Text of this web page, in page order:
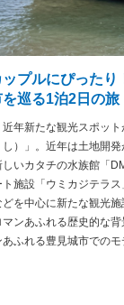
プルにぴったり
巡る1泊2日の旅
年新たな観光スポッ
）」。近年は土地開
いカタチの水族館「
施設「ウミカジテラ
どを中心に新たな観光
ンあふれる歴史的な背
ふれる豊見城市での